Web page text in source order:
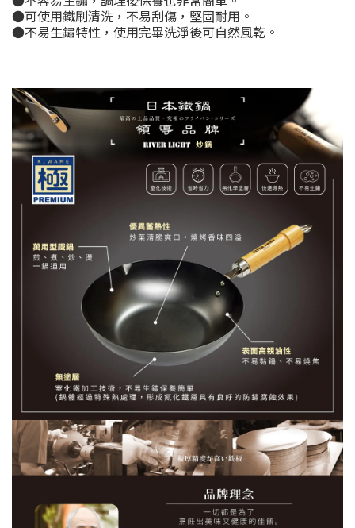
●可使用鐵刷清洗，不易刮傷，堅固耐用。
●不易生鏽特性，使用完畢洗淨後可自然風乾。